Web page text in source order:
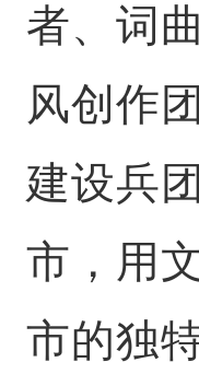
者、词
风创作
建设兵
市，用
市的独